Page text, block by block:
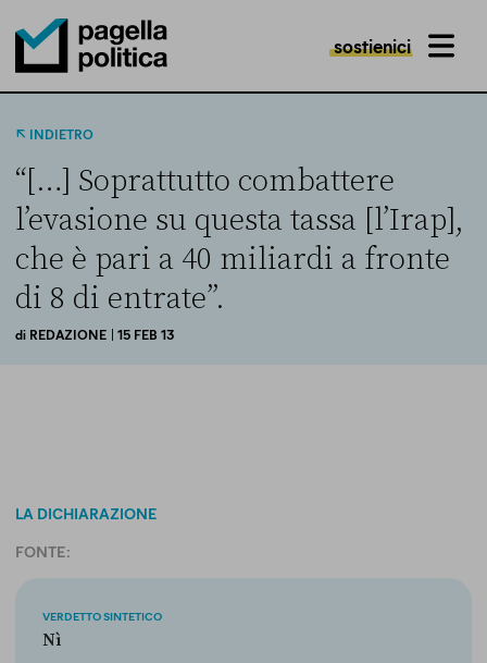
Pagella Politica Logo
sostienici MENU
INDIETRO
“[…] Soprattutto combattere
l’evasione su questa tassa [l’Irap],
che è pari a 40 miliardi a fronte
di 8 di entrate”.
di REDAZIONE | 15 FEB 13
LA DICHIARAZIONE
FONTE:
VERDETTO SINTETICO
Nì